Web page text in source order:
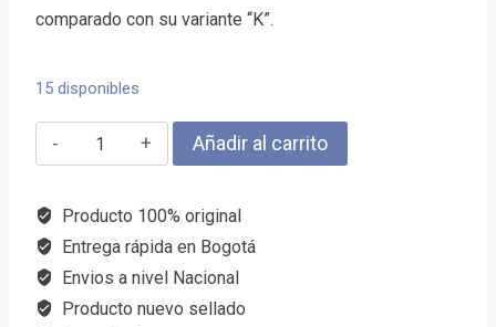
comparado con su variante “K”.
15 disponibles
INTEL
ULTRA
9
285
2.5
Añadir al carrito
Producto 100% original
Entrega rápida en Bogotá
Envios a nivel Nacional
Producto nuevo sellado